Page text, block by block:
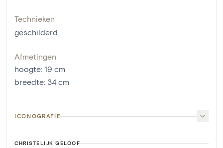
Technieken
geschilderd
Afmetingen
hoogte: 19 cm
breedte: 34 cm
ICONOGRAFIE
CHRISTELIJK GELOOF